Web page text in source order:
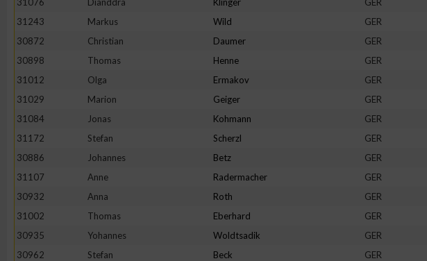
31243
Markus Wild GER
30872
Christian Daumer GER
30898
Thomas Henne GER
31012
Olga Ermakov GER
31029
Marion Geiger GER
31084
Jonas Kohmann GER
31172
Stefan Scherzl GER
30886
Johannes Betz GER
31107
Anne Radermacher GER
30932
Anna Roth GER
31002
Thomas Eberhard GER
30935
Yohannes Woldtsadik GER
30962
Stefan Beck GER
Erstellung von Profilen zur Personalisierung von Inhalten
Messung der Werbeleistung
Messung der Performance von Inhalten
Analyse von Zielgruppen durch Statistiken oder Kombinationen von Daten aus
Entwicklung und Verbesserung der Angebote